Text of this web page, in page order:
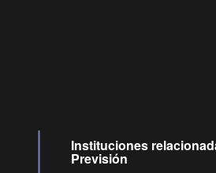
Instituciones
Previsión